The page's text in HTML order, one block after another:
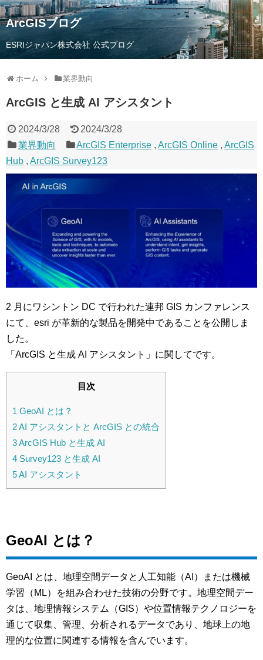
ArcGISブログ
ESRIジャパン株式会社 公式ブログ
ホーム 業界動向
ArcGIS と生成 AI アシスタント
2024/3/28
2024/3/28
業界動向
ArcGIS Enterprise ,ArcGIS Online ,ArcGIS
Hub , ArcGIS Survey123
2 月にワシントン DC で行われた連邦 GIS カンファレンス
にて、esri が革新的な製品を開発中であることを公開しま
した。
「ArcGIS と生成 AI アシスタント」に関してです。
目次
1 GeoAI とは？
2AI アシスタントと ArcGIS との統合
3ArcGIS Hub と生成 AI
4 Survey123 と生成 AI
5AI アシスタント
GeoAI とは？
GeoAI とは、地理空間データと人工知能（AI）または機械
学習（ML）を組み合わせた技術の分野です。地理空間デー
タは、地理情報システム（GIS）や位置情報テクノロジーを
通じて収集、管理、分析されるデータであり、地球上の地
理的な位置に関連する情報を含んでいます。